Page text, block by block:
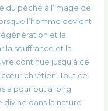
du péché à l’image de
l’homme devient
et la
la souffrance et la
continue jusqu’à ce
cœur chrétien. Tout ce
a pour but à long
divine dans la nature